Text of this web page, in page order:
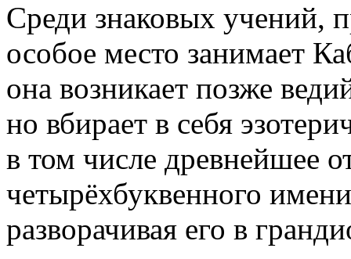
Среди знаковых учений,
особое место занимает
она возникает позже
но вбирает в себя
в том числе древнейшее
четырёхбуквенного
разворачивая его в